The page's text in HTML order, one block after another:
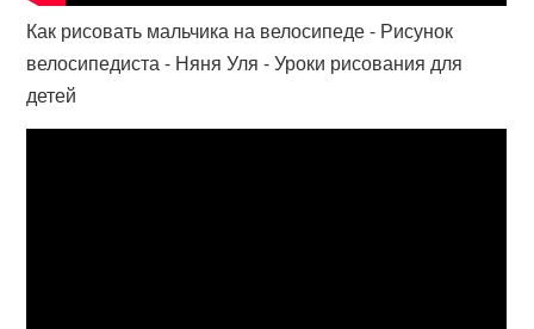
Как рисовать мальчика на велосипеде - Рисунок
велосипедиста - Няня Уля - Уроки рисования для
детей